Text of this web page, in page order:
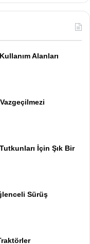
Alanları
İçin Şık Bir
Sürüş